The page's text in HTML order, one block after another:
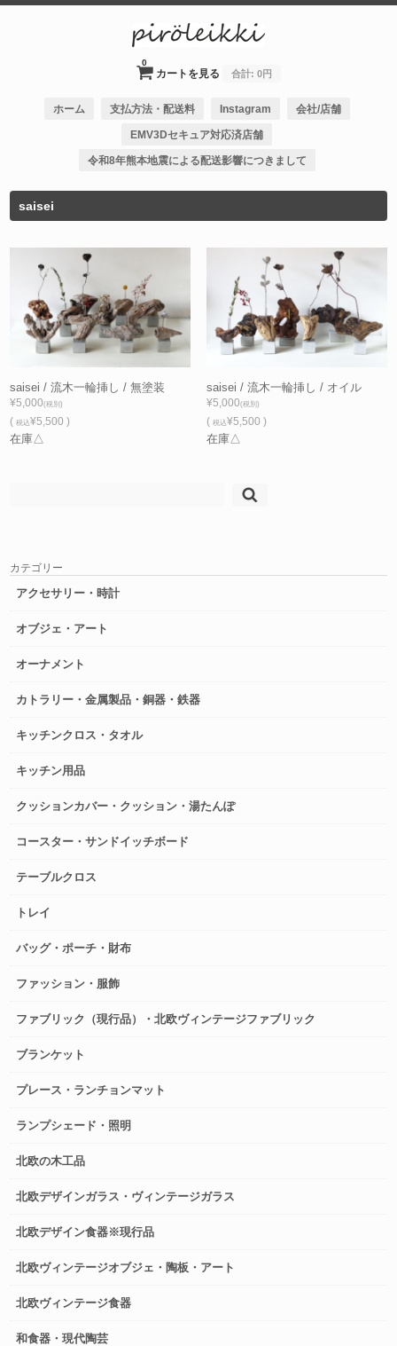
カートを見る
0
合計: 0円
ホーム 支払方法・配送料 Instagram 会社/店舗
EMV3Dセキュア対応済店舗
令和8年熊本地震による配送影響につきまして
saisei
saisei / 流木一輪挿し / 無塗装
¥5,000(税別)
(税込¥5,500 )
在庫△
saisei / 流木一輪挿し / オイル
¥5,000(税別)
( 税込¥5,500 )
在庫△
カテゴリー
アクセサリー・時計
オブジェ・アート
オーナメント
カトラリー・金属製品・銅器・鉄器
キッチンクロス・タオル
キッチン用品
クッションカバー・クッション・湯たんぽ
コースター・サンドイッチボード
テーブルクロス
トレイ
バッグ・ポーチ・財布
ファッション・服飾
ファブリック（現行品）・北欧ヴィンテージファブリック
ブランケット
プレース・ランチョンマット
ランプシェード・照明
北欧の木工品
北欧デザインガラス・ヴィンテージガラス
北欧デザイン食器※現行品
北欧ヴィンテージオブジェ・陶板・アート
北欧ヴィンテージ食器
和食器・現代陶芸